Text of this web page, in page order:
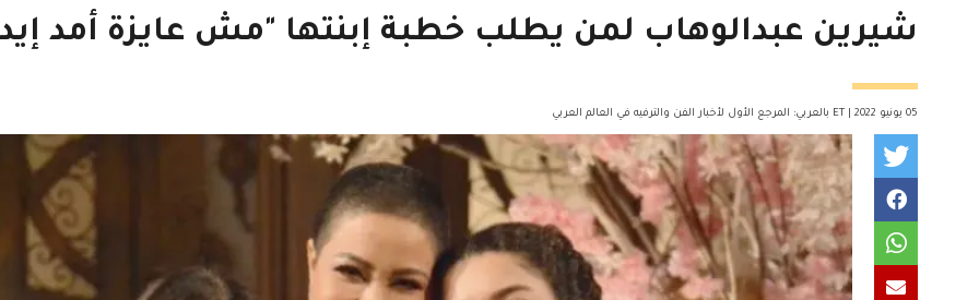
شيرين عبدالوهاب لمن يطلب خطبة إبنتها "مش عايزة أمد
05 يونيو 2022 | ET بالعربي: المرجع الأول لأخبار الفن والترفيه في العالم العربي